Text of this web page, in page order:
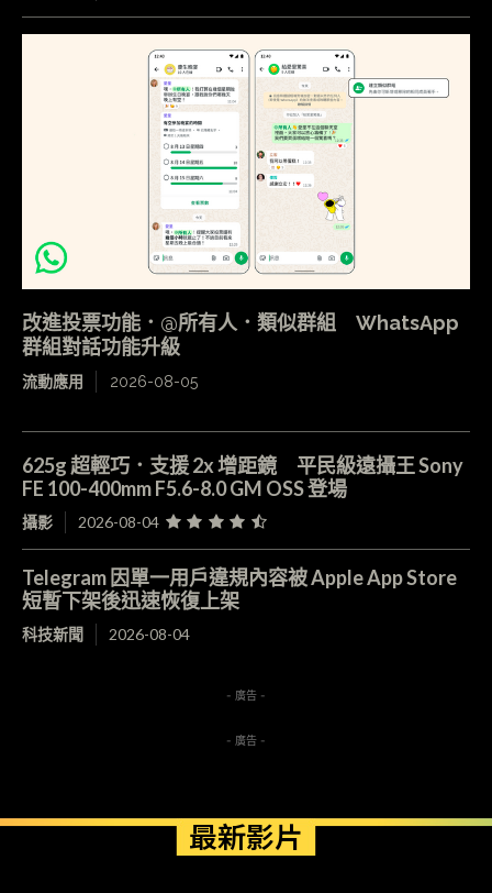
改進投票功能．@所有人．類似群組 WhatsApp
群組對話功能升級
流動應用 2026-08-05
625g 超輕巧．支援 2x 增距鏡 平民級遠攝王 Sony
FE 100-400mm F5.6-8.0 GM OSS 登場
攝影 2026-08-04
Telegram 因單一用戶違規內容被 Apple App Store
短暫下架後迅速恢復上架
科技新聞 2026-08-04
- 廣告 -
- 廣告 -
最新影片